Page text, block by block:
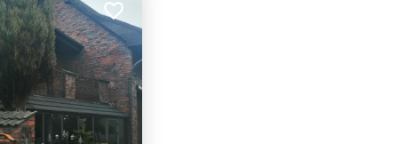
Dodaj do ulubionych